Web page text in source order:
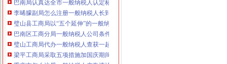
李晞朦副局怎么注册一般纳税人长到大渡口局视察总局现场研讨会准备况
璧山县工商局以“五个延伸”的一般纳税人认定标准思路安排明年工作
巴南区工商分局一般纳税人公司条件积推行局务公开
璧山工商局代办一般纳税人查获一起伪造质量标志案
梁平工商局采取五项措施加国庆期间食品市一般纳税人认定标准场监管
重庆市怎么注册一般纳税人广告违法率大幅下降